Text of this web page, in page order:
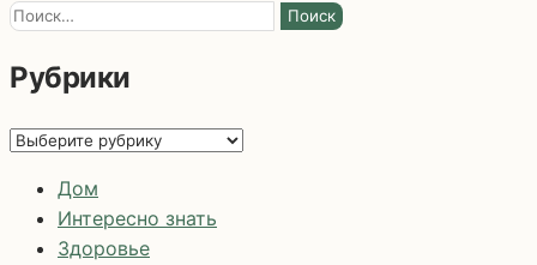
Найти:
Рубрики
Рубрики
Дом
Интересно знать
Здоровье